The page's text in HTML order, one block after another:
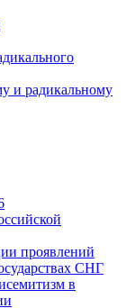
и радикальному
проявлений
СНГ
в